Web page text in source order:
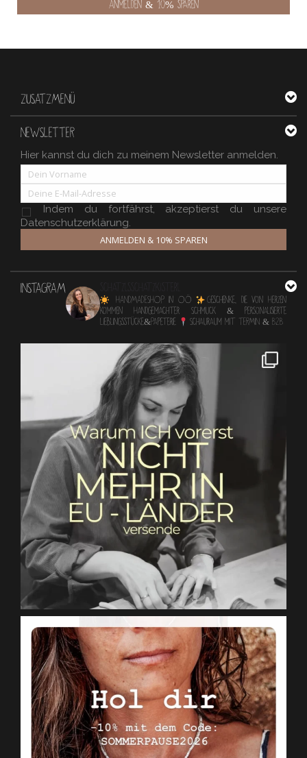
ZUSATZMENÜ
NEWSLETTER
Hier kannst du dich zu meinem Newsletter anmelden.
Indem du fortfährst, akzeptierst du unsere
Datenschutzerklärung.
ANMELDEN & 10% SPAREN
INSTAGRAM
HANDMADESHOP in OÖ
Geschenke, die von Herzen
kommen Handgemachter Schmuck & personalisierte
Lieblingsstücke&Papeterie
Schauraum mit TERMIN & B2B